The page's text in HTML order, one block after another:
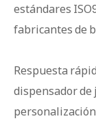
estándares
fabricantes de
Respuesta
dispensador de